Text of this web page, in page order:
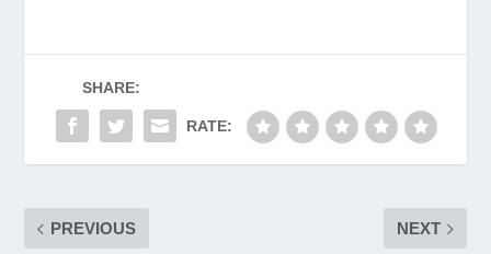
SHARE:
RATE:
PREVIOUS NEXT